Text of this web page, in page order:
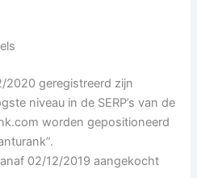
2020 geregistreerd zijn
niveau in de SERP’s van de
worden gepositioneerd
02/12/2019 aangekocht